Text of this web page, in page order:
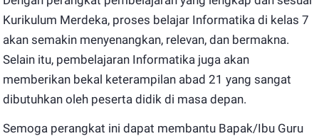
Kurikulum Merdeka, proses belajar Informatika di kelas 7
akan semakin menyenangkan, relevan, dan bermakna.
Selain itu, pembelajaran Informatika juga akan
memberikan bekal keterampilan abad 21 yang sangat
dibutuhkan oleh peserta didik di masa depan.
Semoga perangkat ini dapat membantu Bapak/Ibu Guru